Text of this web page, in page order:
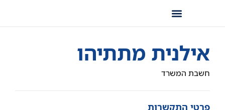
אילנית מתתיהו
חשבת המשרד
פרטי התקשרות